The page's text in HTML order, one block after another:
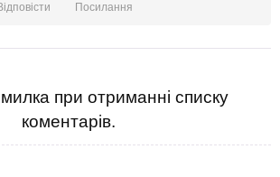
Посилання
при отриманні списку
коментарів.